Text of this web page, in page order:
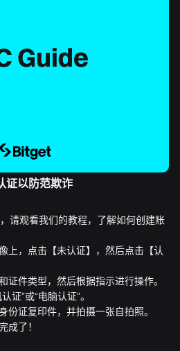
证以防范欺诈
请观看我们的教程，了解如何创建账
上，点击【未认证】，然后点击【认
证件类型，然后根据指示进行操作。
证”或“电脑认证”。
份证复印件，并拍摄一张自拍照。
成了！